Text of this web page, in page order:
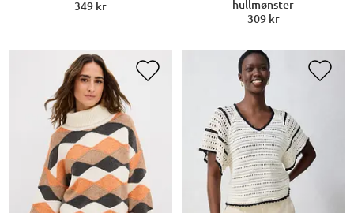
349 kr
hullmønster
309 kr